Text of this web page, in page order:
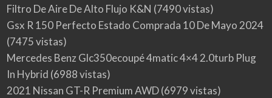
Filtro De Aire De Alto Flujo K&N (7490 vistas)
Gsx R 150 Perfecto Estado Comprada 10 De Mayo 2024
(7475 vistas)
Mercedes Benz Glc350ecoupé 4matic 4×4 2.0turb Plug
In Hybrid (6988 vistas)
2021 Nissan GT-R Premium AWD(6979 vistas)